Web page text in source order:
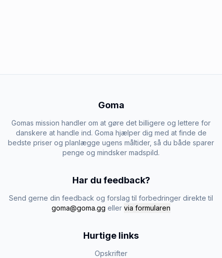
Goma
Gomas mission handler om at gøre det billigere og lettere for
danskere at handle ind. Goma hjælper dig med at finde de
bedste priser og planlægge ugens måltider, så du både sparer
penge og mindsker madspild.
Har du feedback?
Send gerne din feedback og forslag til forbedringer direkte til
goma@goma.gg eller via formularen
Hurtige links
Opskrifter